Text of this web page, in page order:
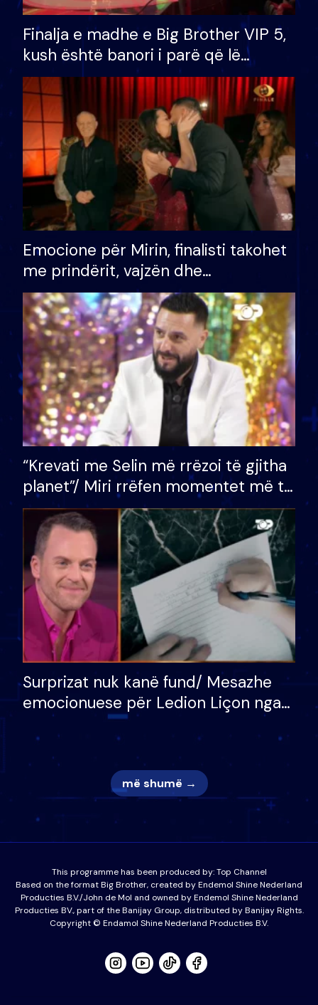
Finalja e madhe e Big Brother VIP 5,
kush është banori i parë që lë
shtëpinë dhe humb mundësinë për
të fituar çmimin e madh
Emocione për Mirin, finalisti takohet
me prindërit, vajzën dhe
bashkëshorten: S’kemi ndonjë letër
divorci apo jo?
“Krevati me Selin më rrëzoi të gjitha
planet”/ Miri rrëfen momentet më të
bukura në shtëpinë e BB VIP: Do më
mungojë zilja e mëngjesit kur…
Surprizat nuk kanë fund/ Mesazhe
emocionuese për Ledion Liçon nga
nëna dhe fëmijët e tij, moderatori
nuk i mban dot lotët: Nuk meritoj…
më shumë →
This programme has been produced by:Top Channel
Based on the format Big Brother, created by Endemol Shine Nederland
Producties B.V./John de Mol and owned by Endemol Shine Nederland
Producties BV., part of the Banijay Group, distributed by Banijay Rights.
Copyright © Endamol Shine Nederland Producties B.V.